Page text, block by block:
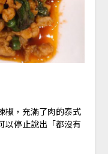
椒，充滿了肉的泰式
以停止說出「都沒有